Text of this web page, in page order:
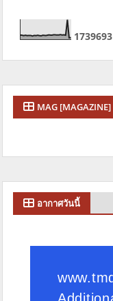
1739693
MAG [MAGAZINE]
อากาศวันนี้